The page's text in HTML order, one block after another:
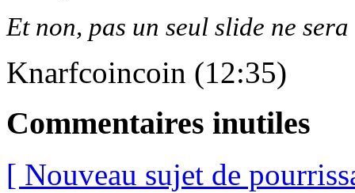
Et non, pas un seul slide ne
Knarfcoincoin (12:35)
Commentaires inutiles
[ Nouveau sujet de